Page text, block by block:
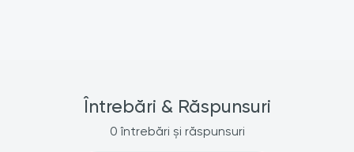
Întrebări & Răspunsuri
0 întrebări și răspunsuri